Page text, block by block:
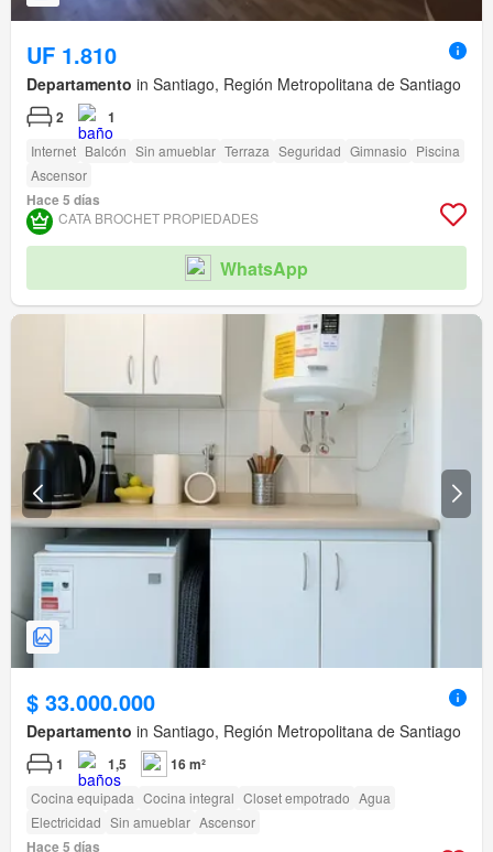
UF 1.810
Departamento in Santiago, Región Metropolitana de Santiago
2 1
Internet Balcón Sin amueblar Terraza Seguridad Gimnasio Piscina
Ascensor
Hace 5 días
CATA BROCHET PROPIEDADES
WhatsApp
$ 33.000.000
Departamento in Santiago, Región Metropolitana de Santiago
1 1,5 16 m²
Cocina equipada Cocina integral Closet empotrado Agua
Electricidad Sin amueblar Ascensor
Hace 5 días